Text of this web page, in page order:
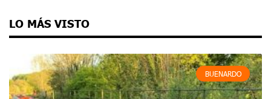
LO MÁS VISTO
BUENARDO